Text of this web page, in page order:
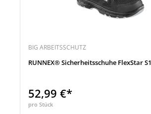
BIG ARBEITSSCHUTZ
RUNNEX® Sicherheitsschuhe FlexStar S1
52,99 €*
pro Stück